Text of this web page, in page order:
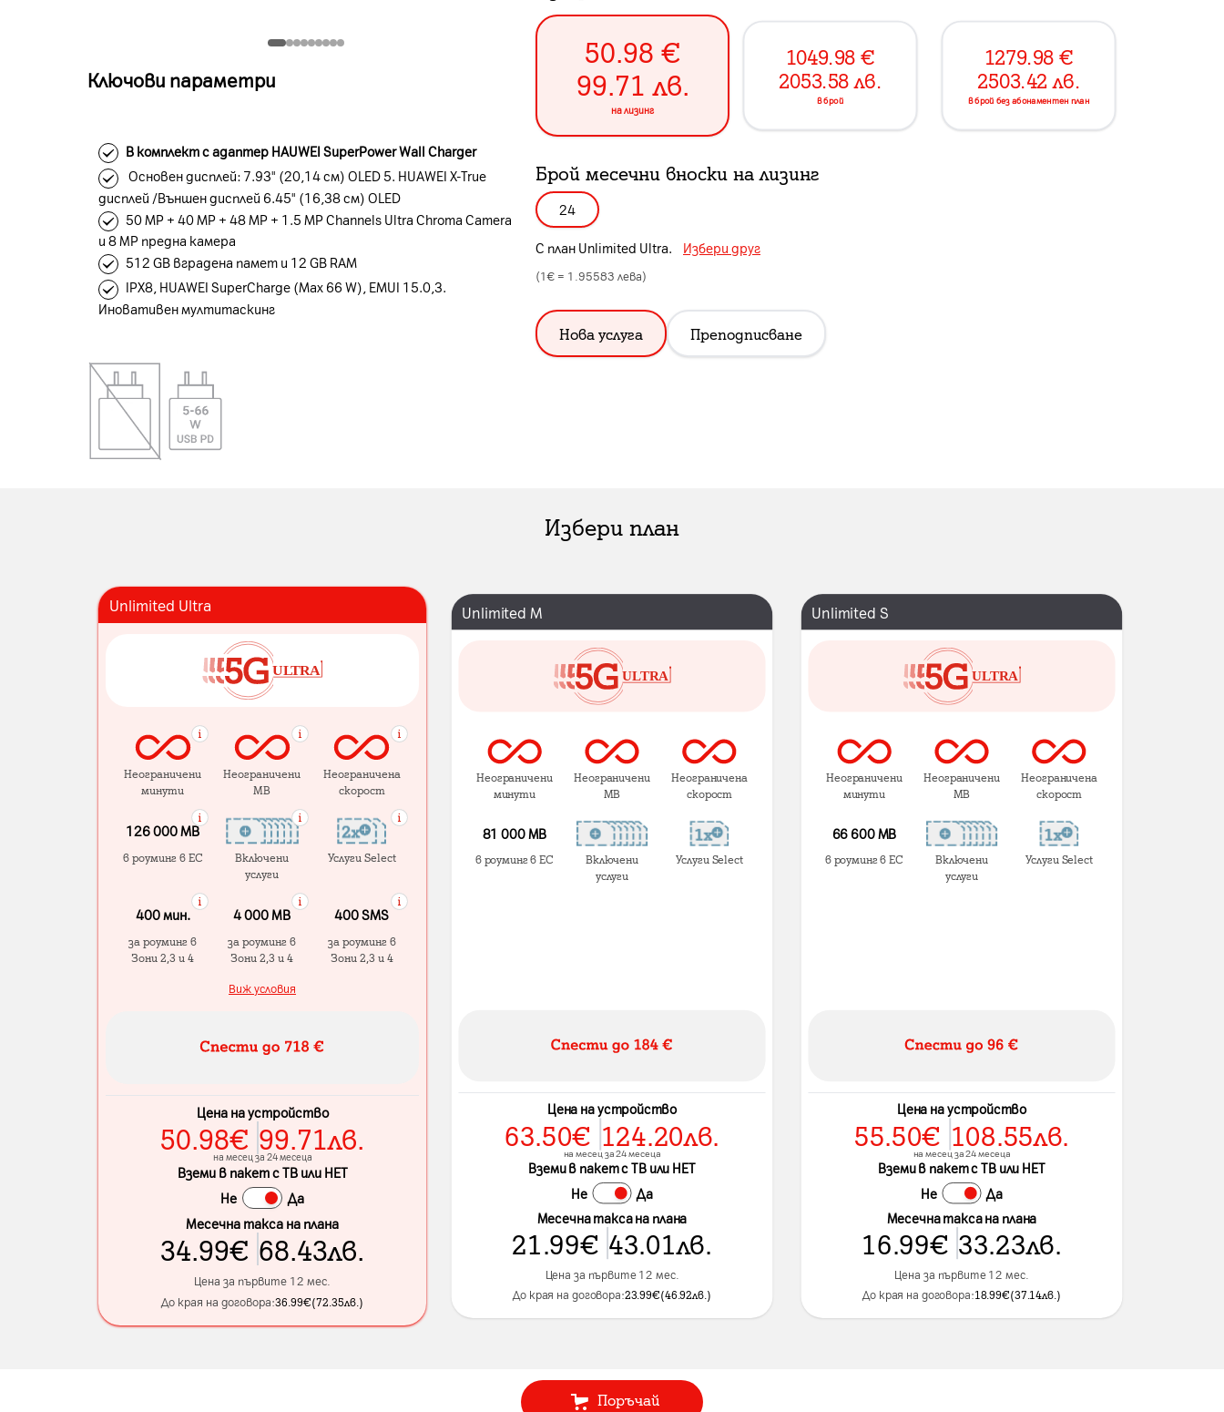
Ключови параметри
В комплект с адаптер HAUWEI SuperPower Wall Charger
Основен дисплей: 7.93" (20,14 см) OLED 5. HUAWEI X-True
дисплей /Външен дисплей 6.45" (16,38 см) OLED
50 MP + 40 MP + 48 MP + 1.5 MP Channels Ultra Chroma Camera
и 8 МP предна камера
512 GB вградена памет и 12 GB RAM
IPX8, HUAWEI SuperCharge (Max 66 W), EMUI 15.0,3.
Иновативен мултитаскинг
50.98 €
99.71 лв.
на лизинг
1049.98 €
2053.58 лв.
в брой
1279.98 €
2503.42 лв.
в брой без абонаментен план
Брой месечни вноски на лизинг
24
С план Unlimited Ultra. Избери друг
(1€ = 1.95583 лева)
Нова услуга Преподписване
Избери план
Unlimited Ultra
Неограничени
минути
Неограничени
MB
Неограничена
скорост
126 000 MB
в роуминг в ЕС
Включени
услуги
Услуги Select
400 мин.
за роуминг в
Зони 2,3 и 4
4 000 МB
за роуминг в
Зони 2,3 и 4
400 SMS
за роуминг в
Зони 2,3 и 4
Виж условия
Цена на устройство
50.98€ 99.71лв.
на месец за 24 месеца
Вземи в пакет с ТВ или НЕТ
Не
Да
Месечна такса на плана
34.99€ 68.43лв.
Цена за първите 12 мес.
До края на договора:36.99€(72.35лв.)
Unlimited M
Неограничени
минути
Неограничени
MB
Неограничена
скорост
81 000 МВ
в роуминг в ЕС
Включени
услуги
Услуги Select
Цена на устройство
63.50€ 124.20лв.
на месец за 24 месеца
Вземи в пакет с ТВ или НЕТ
Не Да
Месечна такса на плана
21.99€ 43.01лв.
Цена за първите 12 мес.
До края на договора:23.99€(46.92лв.)
Unlimited S
Неограничени
минути
Неограничени
MB
Неограничена
скорост
66 600 MB
в роуминг в ЕС
Включени
услуги
Услуги Select
Цена на устройство
55.50€ 108.55лв.
на месец за 24 месеца
Вземи в пакет с ТВ или НЕТ
Не Да
Месечна такса на плана
16.99€ 33.23лв.
Цена за първите 12 мес.
До края на договора:18.99€(37.14лв.)
Поръчай